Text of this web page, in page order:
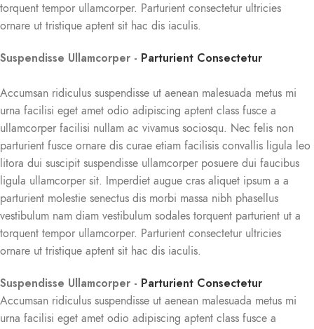
torquent tempor ullamcorper. Parturient consectetur ultricies
ornare ut tristique aptent sit hac dis iaculis.
Suspendisse Ullamcorper - Parturient Consectetur
Accumsan ridiculus suspendisse ut aenean malesuada metus mi
urna facilisi eget amet odio adipiscing aptent class fusce a
ullamcorper facilisi nullam ac vivamus sociosqu. Nec felis non
parturient fusce ornare dis curae etiam facilisis convallis ligula leo
litora dui suscipit suspendisse ullamcorper posuere dui faucibus
ligula ullamcorper sit. Imperdiet augue cras aliquet ipsum a a
parturient molestie senectus dis morbi massa nibh phasellus
vestibulum nam diam vestibulum sodales torquent parturient ut a
torquent tempor ullamcorper. Parturient consectetur ultricies
ornare ut tristique aptent sit hac dis iaculis.
Suspendisse Ullamcorper - Parturient Consectetur
Accumsan ridiculus suspendisse ut aenean malesuada metus mi
urna facilisi eget amet odio adipiscing aptent class fusce a